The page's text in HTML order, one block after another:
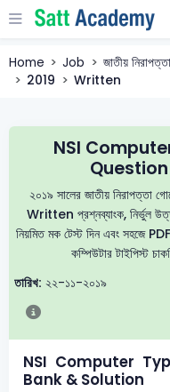
Home Job জাতীয়
2019
Written
NSI
২০১৯ সালের জাতীয় নিরাপত্তা
Written প্রশ্নব্যাংক, নির্ভুল
নিয়মিত মক টেস্ট দিন এবং সহজে
কম্পিউটার টাইপিস্ট
তারিখ: ২২-১১-২০১৯
NSI Computer
Bank & Solution